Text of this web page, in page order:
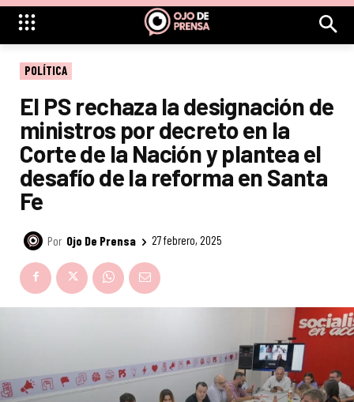
POLÍTICA
El PS rechaza la designación de
ministros por decreto en la
Corte de la Nación y plantea el
desafío de la reforma en Santa
Fe
Por Ojo De Prensa 27 febrero, 2025